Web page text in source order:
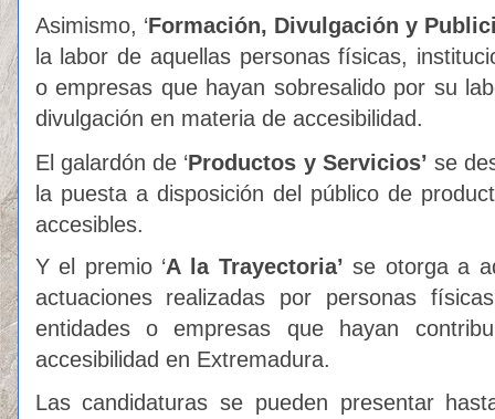
Asimismo, ‘Formación, Divulgación y
la labor de aquellas personas físicas,
o empresas que hayan sobresalido por su
divulgación en materia de accesibilidad.
El galardón de ‘Productos y Servicios’ se
la puesta a disposición del público de
accesibles.
Y el premio ‘A la Trayectoria’ se otorga a
actuaciones realizadas por personas
entidades o empresas que hayan
accesibilidad en Extremadura.
Las candidaturas se pueden presentar